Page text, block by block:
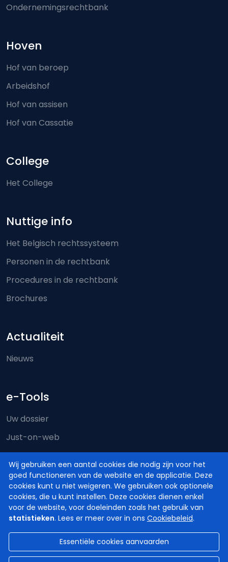
Wij gebruiken een aantal cookies die nodig zijn voor het
goed functioneren van de website en de applicatie. Deze
cookies kunt u niet weigeren. We gebruiken ook optionele
cookies, die u kunt instellen. Deze cookies dienen enkel
voor de website, voor doeleinden zoals het gebruik van
statistieken. Lees er meer over in ons Cookiebeleid.
Essentiële cookies aanvaarden
Ondernemingsrechtbank
Hoven
Hof van beroep
Arbeidshof
Hof van assisen
Hof van Cassatie
College
Het College
Nuttige info
Het Belgisch rechtssysteem
Personen in de rechtbank
Procedures in de rechtbank
Brochures
Actualiteit
Nieuws
e-Tools
Uw dossier
Just-on-web
e-Deposit
Territoriale bevoegdheid